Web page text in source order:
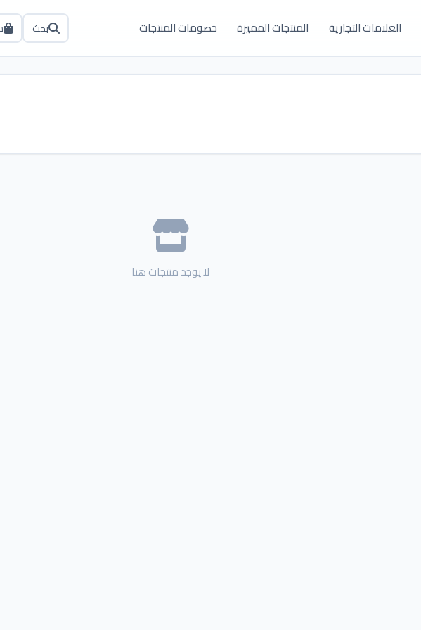
العلامات التجارية المنتجات المميزة خصومات المنتجات بحث
لا يوجد منتجات هنا